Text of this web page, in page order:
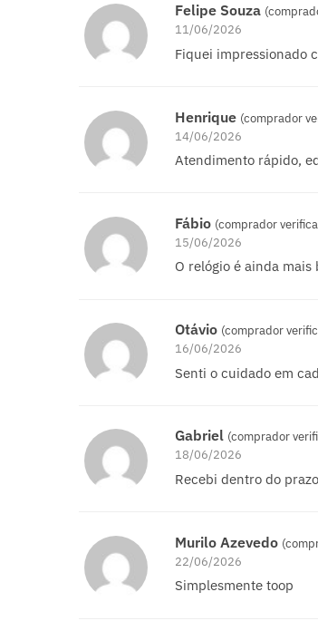
Felipe Souza
11/06/2026
Fiquei impressionado
Henrique (comprador
14/06/2026
Atendimento rápido,
Fábio (comprador
15/06/2026
O relógio é ainda mais
Otávio (comprador
16/06/2026
Senti o cuidado em
Gabriel (comprador
18/06/2026
Recebi dentro do
Murilo Azevedo
22/06/2026
Simplesmente toop